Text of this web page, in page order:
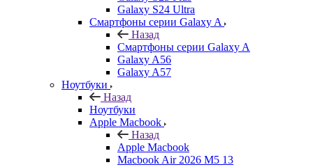
Galaxy S24 Ultra
Смартфоны серии Galaxy A
Назад
Смартфоны серии Galaxy A
Galaxy A56
Galaxy A57
Ноутбуки
Назад
Ноутбуки
Apple Macbook
Назад
Apple Macbook
Macbook Air 2026 M5 13